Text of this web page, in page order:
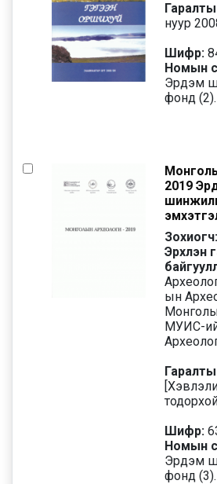
нуур
Шифр:
Номын
Эрдэм
фонд (2).
2019
Зохиогч:
Эрхлэн
ын
МУИС-
Шифр:
Номын
Эрдэм
фонд (3).